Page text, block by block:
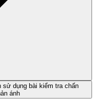
dụng bài kiểm tra chấn
ánh